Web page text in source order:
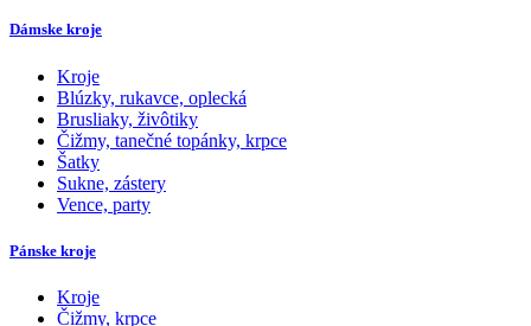
Dámske kroje
Kroje
Blúzky, rukavce, oplecká
Brusliaky, živôtiky
Čižmy, tanečné topánky, krpce
Šatky
Sukne, zástery
Vence, party
Pánske kroje
Kroje
Čižmy, krpce